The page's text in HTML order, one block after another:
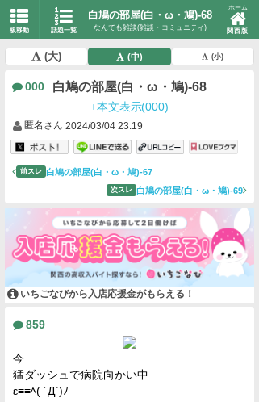
板移動 話題一覧
白鳩の部屋(白・ω・鳩)-68
なんでも雑談(雑談・コミュニティ)
ホーム
関西版
(大) (中) (小)
000 白鳩の部屋(白・ω・鳩)-68
+本文表示(000)
匿名さん 2024/03/04 23:19
前スレ 白鳩の部屋(白・ω・鳩)-67
次スレ 白鳩の部屋(白・ω・鳩)-69
いちごなびから入店応援金がもらえる！
859
今
猛ダッシュで病院向かい中
ε≡≡ﾍ( ´Д`)ﾉ